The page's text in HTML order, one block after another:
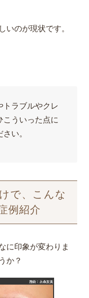
いのが現状です。
トラブルやクレ
こういった点に
い。
で、こんな
例紹介
に印象が変わりま
か？